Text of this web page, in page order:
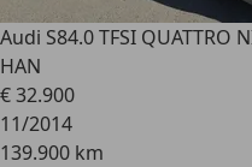
Audi S84.0 TFSI QUATTRO
HAN
€ 32.900
11/2014
139.900 km